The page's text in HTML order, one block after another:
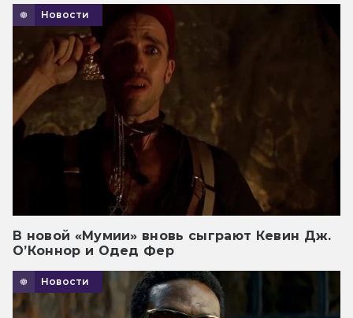
Новости
В новой «Мумии» вновь сыграют Кевин Дж.
О’Коннор и Одед Фер
Новости